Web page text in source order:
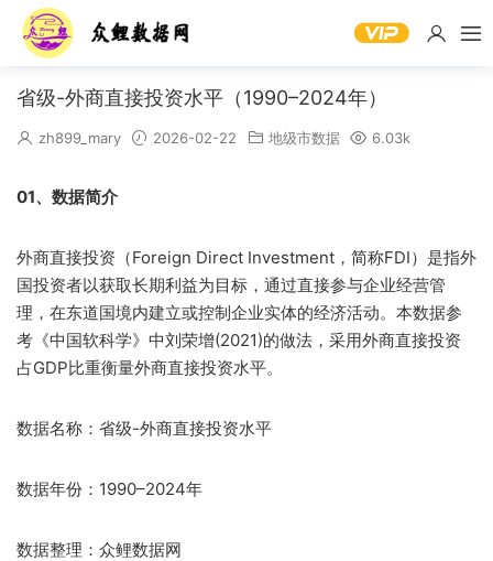
省级-外商直接投资水平（1990–2024年）
zh899_mary 2026-02-22 地级市数据 6.03k
01、数据简介
外商直接投资（Foreign Direct Investment，简称FDI）是指外
国投资者以获取长期利益为目标，通过直接参与企业经营管
理，在东道国境内建立或控制企业实体的经济活动。本数据参
考《中国软科学》中刘荣增(2021)的做法，采用外商直接投资
占GDP比重衡量外商直接投资水平。
数据名称：省级-外商直接投资水平
数据年份：1990–2024年
数据整理：众鲤数据网